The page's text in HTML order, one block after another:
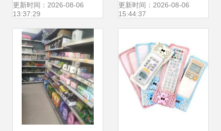
的创意百货
更新时间：2026-08-06
13:37:29
百货新体验引爆热
更新时间：2026-08-06
15:44:37